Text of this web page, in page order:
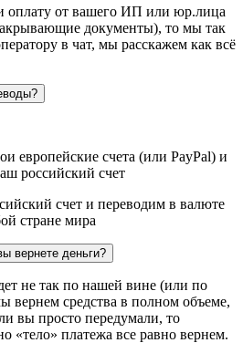
оплату от вашего ИП или юр.лица
документы), то мы так
в чат, мы расскажем как всё
европейские счета (или PayPal) и
российский счет
счет и переводим в валюте
стране мира
вернете деньги?
не так по нашей вине (или по
вернем средства в полном объеме,
вы просто передумали, то
«тело» платежа все равно вернем.